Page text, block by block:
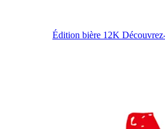
Édition bière 12K